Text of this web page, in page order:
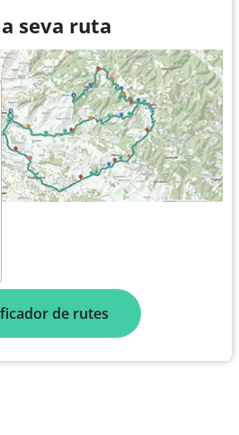
seva ruta
de rutes